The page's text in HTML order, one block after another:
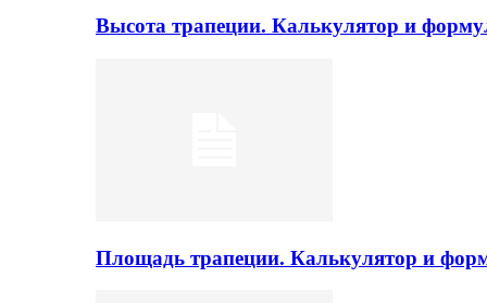
Высота трапеции. Калькулятор и
Площадь трапеции. Калькулятор и